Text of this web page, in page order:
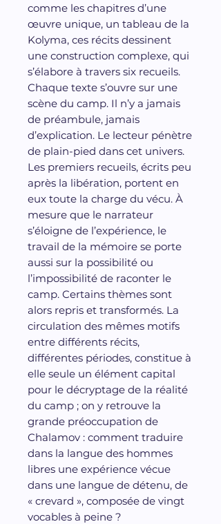
comme les chapitres d’une
œuvre unique, un tableau de la
Kolyma, ces récits dessinent
une construction complexe, qui
s’élabore à travers six recueils.
Chaque texte s’ouvre sur une
scène du camp. Il n’y a jamais
de préambule, jamais
d’explication. Le lecteur pénètre
de plain-pied dans cet univers.
Les premiers recueils, écrits peu
après la libération, portent en
eux toute la charge du vécu. À
mesure que le narrateur
s’éloigne de l’expérience, le
travail de la mémoire se porte
aussi sur la possibilité ou
l’impossibilité de raconter le
camp. Certains thèmes sont
alors repris et transformés. La
circulation des mêmes motifs
entre différents récits,
différentes périodes, constitue à
elle seule un élément capital
pour le décryptage de la réalité
du camp ; on y retrouve la
grande préoccupation de
Chalamov : comment traduire
dans la langue des hommes
libres une expérience vécue
dans une langue de détenu, de
« crevard », composée de vingt
vocables à peine ?